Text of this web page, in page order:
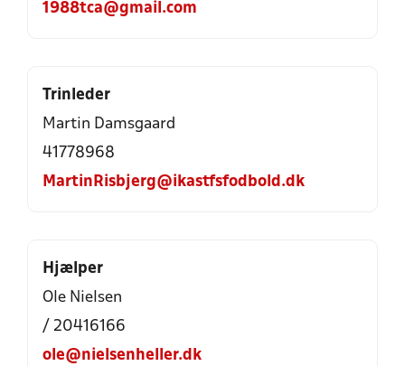
1988tca@gmail.com
Trinleder
Martin Damsgaard
41778968
MartinRisbjerg@ikastfsfodbold.dk
Hjælper
Ole Nielsen
/ 20416166
ole@nielsenheller.dk